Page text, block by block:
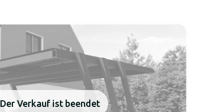
Der Verkauf ist beendet